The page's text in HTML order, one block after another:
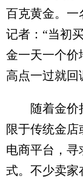
百克黄金。一
记者：“当初
金一天一个价
高点一过就回
随着金价持
限于传统金
电商平台，
式。不少卖家